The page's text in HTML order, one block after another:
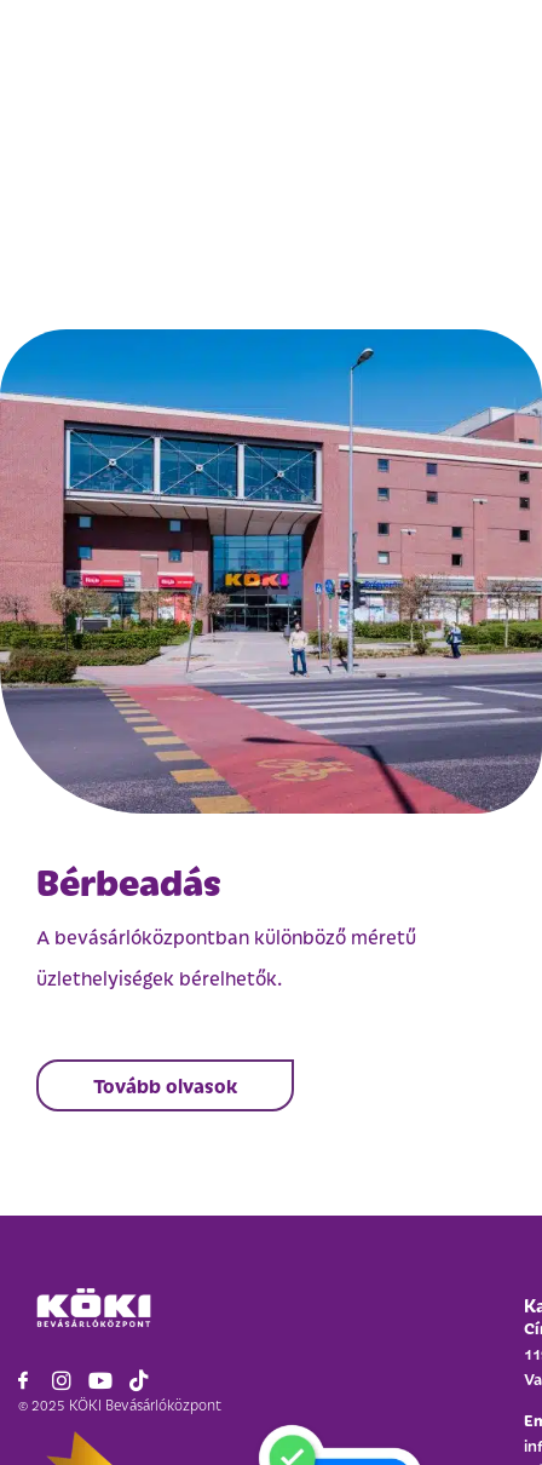
Bérbeadás
A bevásárlóközpontban különböző méretű
üzlethelyiségek bérelhetők.
Tovább olvasok
© 2025 KÖKI Bevásárlóközpont